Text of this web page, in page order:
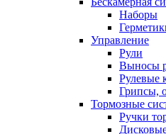
Наборы
Управление
Рули
Выносы
Рулевые
Грипсы,
Тормозные
Ручки